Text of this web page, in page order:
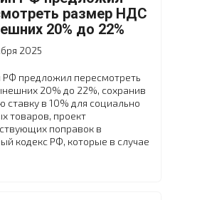
с участием заместителя
сельского хозяйства
Крым Николая Тютюника.
размер НДС
20% до 22%
2025
предложил пересмотреть
20% до 22%, сохранив
ставку в 10% для социально
товаров, проект
поправок в
кодекс РФ, которые в случае